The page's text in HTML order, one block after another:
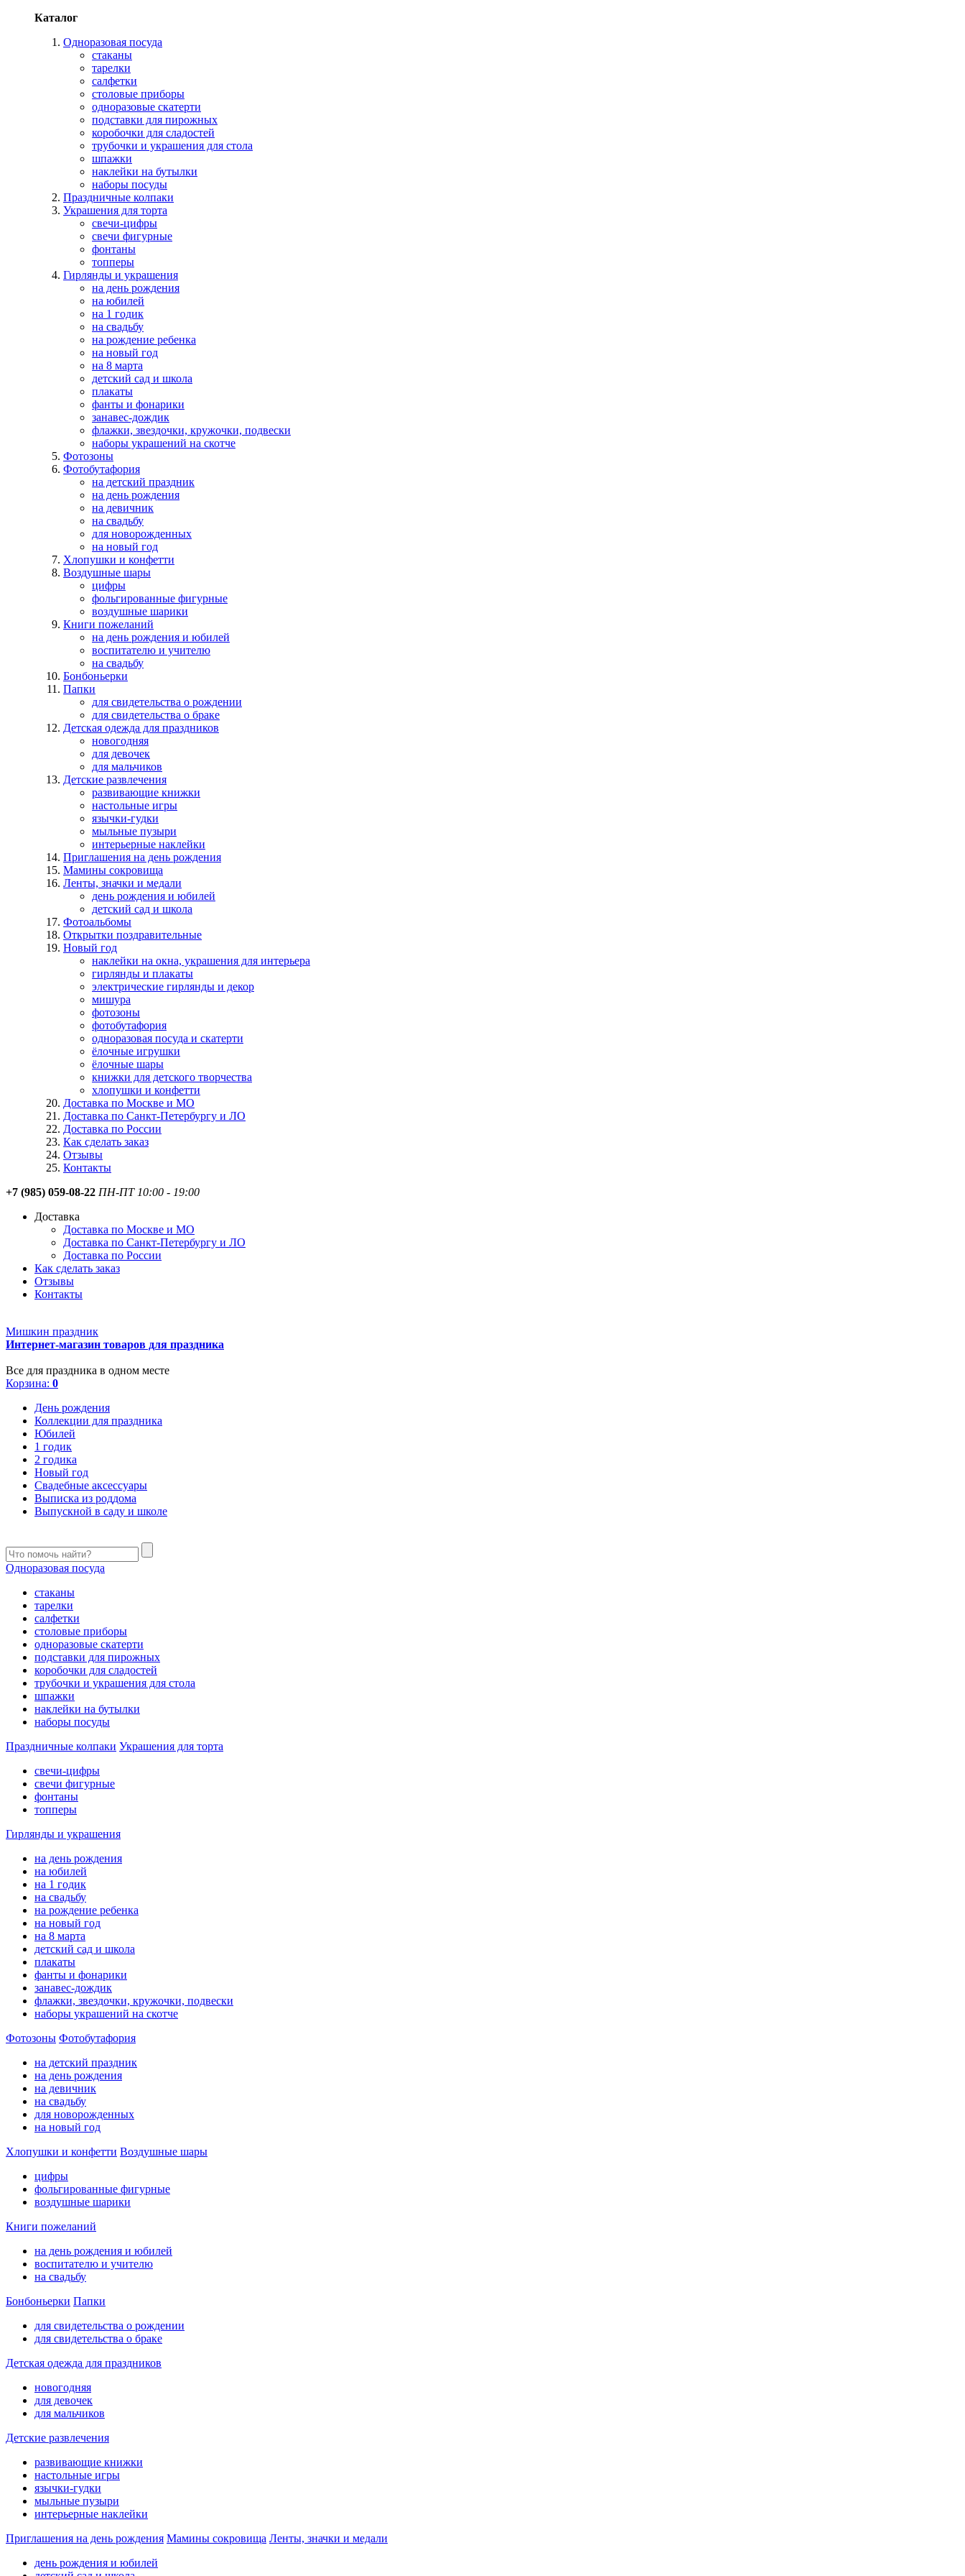
Каталог
Одноразовая посуда
стаканы
тарелки
салфетки
столовые приборы
одноразовые скатерти
подставки для пирожных
коробочки для сладостей
трубочки и украшения для стола
шпажки
наклейки на бутылки
наборы посуды
Праздничные колпаки
Украшения для торта
свечи-цифры
свечи фигурные
фонтаны
топперы
Гирлянды и украшения
на день рождения
на юбилей
на 1 годик
на свадьбу
на рождение ребенка
на новый год
на 8 марта
детский сад и школа
плакаты
фанты и фонарики
занавес-дождик
флажки, звездочки, кружочки, подвески
наборы украшений на скотче
Фотозоны
Фотобутафория
на детский праздник
на день рождения
на девичник
на свадьбу
для новорожденных
на новый год
Хлопушки и конфетти
Воздушные шары
цифры
фольгированные фигурные
воздушные шарики
Книги пожеланий
на день рождения и юбилей
воспитателю и учителю
на свадьбу
Бонбоньерки
Папки
для свидетельства о рождении
для свидетельства о браке
Детская одежда для праздников
новогодняя
для девочек
для мальчиков
Детские развлечения
развивающие книжки
настольные игры
язычки-гудки
мыльные пузыри
интерьерные наклейки
Приглашения на день рождения
Мамины сокровища
Ленты, значки и медали
день рождения и юбилей
детский сад и школа
Фотоальбомы
Открытки поздравительные
Новый год
наклейки на окна, украшения для интерьера
гирлянды и плакаты
электрические гирлянды и декор
мишура
фотозоны
фотобутафория
одноразовая посуда и скатерти
ёлочные игрушки
ёлочные шары
книжки для детского творчества
хлопушки и конфетти
Доставка по Москве и МО
Доставка по Санкт-Петербургу и ЛО
Доставка по России
Как сделать заказ
Отзывы
Контакты
+7 (985) 059-08-22 ПН-ПТ 10:00 - 19:00
Доставка
Доставка по Москве и МО
Доставка по Санкт-Петербургу и ЛО
Доставка по России
Как сделать заказ
Отзывы
Контакты
Мишкин праздник
Интернет-магазин товаров для праздника
Все для праздника в одном месте
Корзина: 0
День рождения
Коллекции для праздника
Юбилей
1 годик
2 годика
Новый год
Свадебные аксессуары
Выписка из роддома
Выпускной в саду и школе
Одноразовая посуда
стаканы
тарелки
салфетки
столовые приборы
одноразовые скатерти
подставки для пирожных
коробочки для сладостей
трубочки и украшения для стола
шпажки
наклейки на бутылки
наборы посуды
Праздничные колпаки Украшения для торта
свечи-цифры
свечи фигурные
фонтаны
топперы
Гирлянды и украшения
на день рождения
на юбилей
на 1 годик
на свадьбу
на рождение ребенка
на новый год
на 8 марта
детский сад и школа
плакаты
фанты и фонарики
занавес-дождик
флажки, звездочки, кружочки, подвески
наборы украшений на скотче
Фотозоны Фотобутафория
на детский праздник
на день рождения
на девичник
на свадьбу
для новорожденных
на новый год
Хлопушки и конфетти Воздушные шары
цифры
фольгированные фигурные
воздушные шарики
Книги пожеланий
на день рождения и юбилей
воспитателю и учителю
на свадьбу
Бонбоньерки Папки
для свидетельства о рождении
для свидетельства о браке
Детская одежда для праздников
новогодняя
для девочек
для мальчиков
Детские развлечения
развивающие книжки
настольные игры
язычки-гудки
мыльные пузыри
интерьерные наклейки
Приглашения на день рождения Мамины сокровища Ленты, значки и медали
день рождения и юбилей